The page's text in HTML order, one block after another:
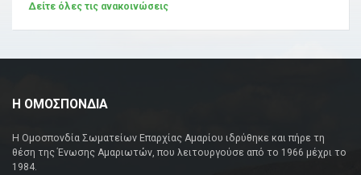
Δείτε όλες τις ανακοινώσεις
Η ΟΜΟΣΠΟΝΔΙΑ
Η Ομοσπονδία Σωματείων Επαρχίας Αμαρίου ιδρύθηκε και πήρε τη
θέση της Ένωσης Αμαριωτών, που λειτουργούσε από το 1966 μέχρι το
1984.